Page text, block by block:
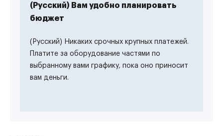
(Русский) Вам удобно планировать
бюджет
(Русский) Никаких срочных крупных платежей.
Платите за оборудование частями по
выбранному вами графику, пока оно приносит
вам деньги.